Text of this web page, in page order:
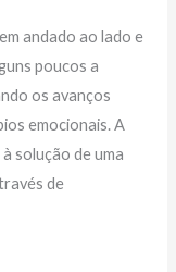
andado ao lado e
poucos a
os avanços
emocionais. A
solução de uma
de